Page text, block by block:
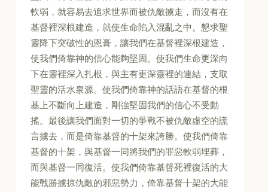
軟弱，就容易去追求世界而被仇敵擄走，而沒有在
基督裡深根建造，就使生命陷入混亂之中。懇求聖
靈降下突破性的恩膏，讓我們在基督裡深根建造，
使我們倚靠神的信心能夠堅固。使我們生命更深向
下在靈裡深入扎根，與主有更深靈裡的連結，支取
聖靈的活水泉源。使我們倚靠神的話語在基督的根
基上不斷向上建造，剛強堅固我們的信心不受動
搖。最後讓我們面對一切的爭戰不被仇敵虛空的謊
言擄去，而是倚靠基督的十架來誇勝。使我們倚靠
基督的十架，與基督一同將我們的罪惡軟弱埋葬，
而與基督一同復活。使我們倚靠基督死裡復活的大
能戰勝擄掠仇敵的邪惡勢力，倚靠基督十架的大能